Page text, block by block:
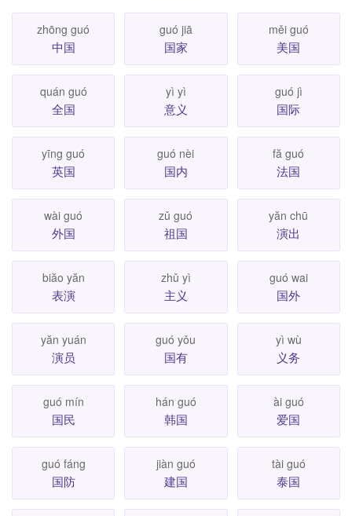
zhōng guó
中国
guó jiā
国家
měi guó
美国
quán guó
全国
yì yì
意义
guó jì
国际
yīng guó
英国
guó nèi
国内
fă guó
法国
wài guó
外国
zǔ guó
祖国
yăn chū
演出
biăo yăn
表演
zhǔ yì
主义
guó wai
国外
yăn yuán
演员
guó yǒu
国有
yì wù
义务
guó mín
国民
hán guó
韩国
ài guó
爱国
guó fáng
国防
jiàn guó
建国
tài guó
泰国